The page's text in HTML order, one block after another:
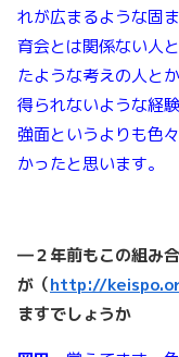
れが広まるような固
育会とは関係ない人
たような考えの人と
得られないような経
強面というよりも色
かったと思います。
―２年前もこの組み
が（http://
ますでしょうか